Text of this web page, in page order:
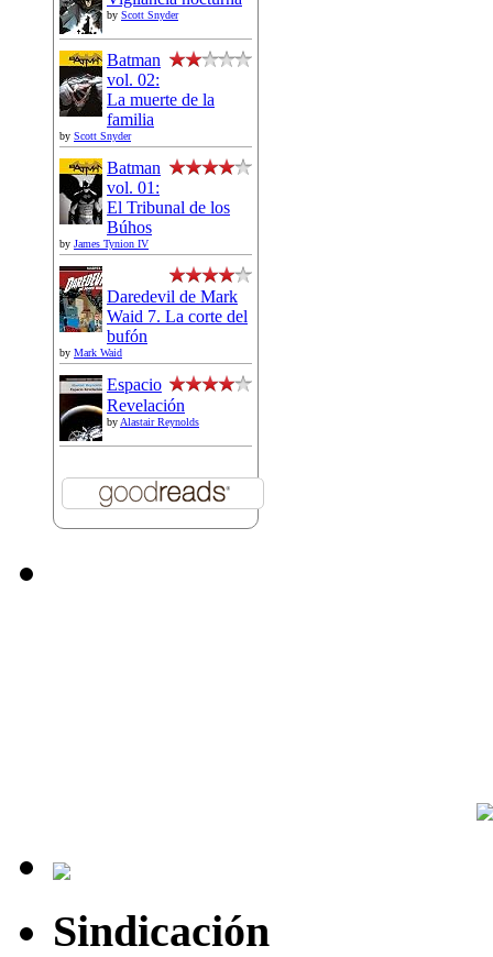
by Scott Snyder
Batman
vol. 02:
La muerte de la
familia
by Scott Snyder
Batman
vol. 01:
El Tribunal de los
Búhos
by James Tynion IV
Daredevil de Mark
Waid 7. La corte del
bufón
by Mark Waid
Espacio
Revelación
by Alastair Reynolds
Sindicación